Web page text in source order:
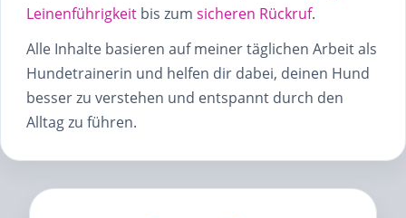
Leinenführigkeit bis zum sicheren Rückruf.
Alle Inhalte basieren auf meiner täglichen Arbeit als
Hundetrainerin und helfen dir dabei, deinen Hund
besser zu verstehen und entspannt durch den
Alltag zu führen.